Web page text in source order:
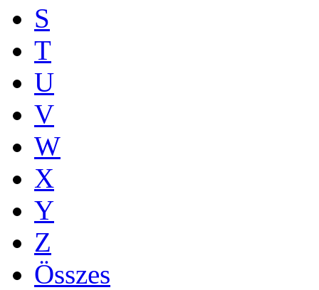
S
T
U
V
W
X
Y
Z
Összes